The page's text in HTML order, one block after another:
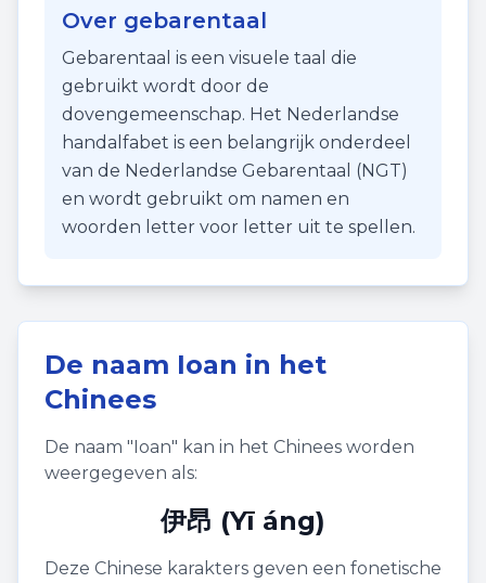
Over gebarentaal
Gebarentaal is een visuele taal die
gebruikt wordt door de
dovengemeenschap. Het Nederlandse
handalfabet is een belangrijk onderdeel
van de Nederlandse Gebarentaal (NGT)
en wordt gebruikt om namen en
woorden letter voor letter uit te spellen.
De naam Ioan in het
Chinees
De naam "Ioan" kan in het Chinees worden
weergegeven als:
伊昂 (Yī áng)
Deze Chinese karakters geven een fonetische